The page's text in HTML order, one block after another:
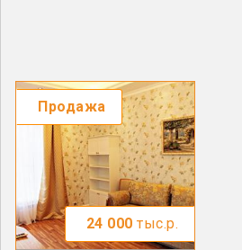
Продажа
24 000 тыс.р.